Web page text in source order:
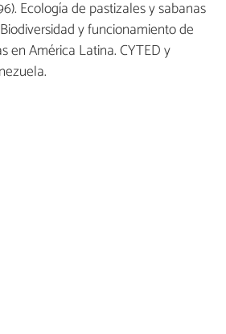
Ecología de pastizales y sabanas
y funcionamiento de
en América Latina. CYTED y